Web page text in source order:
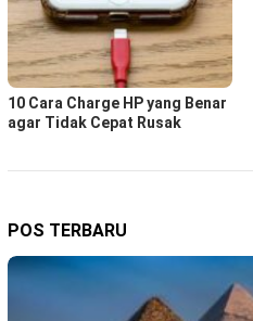
10 Cara Charge HP yang Benar
agar Tidak Cepat Rusak
POS TERBARU